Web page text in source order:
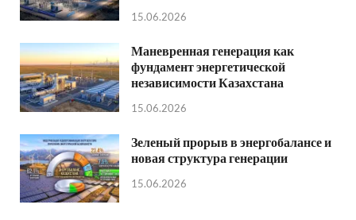
15.06.2026
Маневренная генерация как
фундамент энергетической
независимости Казахстана
15.06.2026
Зеленый прорыв в энергобалансе и
новая структура генерации
15.06.2026